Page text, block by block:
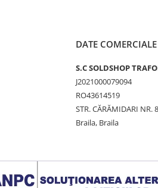
se va
a
DATE COMERCIALE
S.C SOLDSHOP
J2021000079094
RO43614519
STR. CĂRĂMIDARI NR.
Braila, Braila